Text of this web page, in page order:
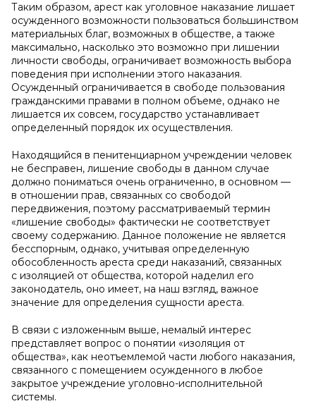
Таким образом, арест как уголовное наказание лишает
осужденного возможности пользоваться большинством
материальных благ, возможных в обществе, а также
максимально, насколько это возможно при лишении
личности свободы, ограничивает возможность выбора
поведения при исполнении этого наказания.
Осужденный ограничивается в свободе пользования
гражданскими правами в полном объеме, однако не
лишается их совсем, государство устанавливает
определенный порядок их осуществления.
Находящийся в пенитенциарном учреждении человек
не бесправен, лишение свободы в данном случае
должно пониматься очень ограниченно, в основном —
в отношении прав, связанных со свободой
передвижения, поэтому рассматриваемый термин
«лишение свободы» фактически не соответствует
своему содержанию. Данное положение не является
бесспорным, однако, учитывая определенную
обособленность ареста среди наказаний, связанных
с изоляцией от общества, которой наделил его
законодатель, оно имеет, на наш взгляд, важное
значение для определения сущности ареста.
В связи с изложенным выше, немалый интерес
представляет вопрос о понятии «изоляция от
общества», как неотъемлемой части любого наказания,
связанного с помещением осужденного в любое
закрытое учреждение уголовно-исполнительной
системы.